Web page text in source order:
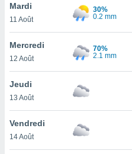
le
ainsi
un
la
du
Mardi
11 Août
30%
0.2 mm
Mercredi
12 Août
70%
2.1 mm
Jeudi
13 Août
Vendredi
14 Août